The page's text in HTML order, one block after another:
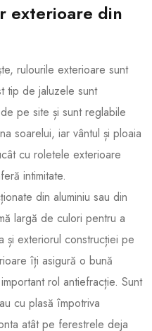
exterioare din
rulourile exterioare sunt
tip de jaluzele sunt
pe site și sunt reglabile
soarelui, iar vântul și ploaia
cu roletele exterioare
intimitate.
din aluminiu sau din
largă de culori pentru a
și exteriorul construcției pe
îți asigură o bună
rol antiefracție. Sunt
cu plasă împotriva
atât pe ferestrele deja